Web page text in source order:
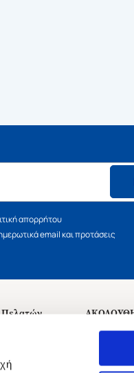
απορρήτου
email και προτάσεις
Πελατών